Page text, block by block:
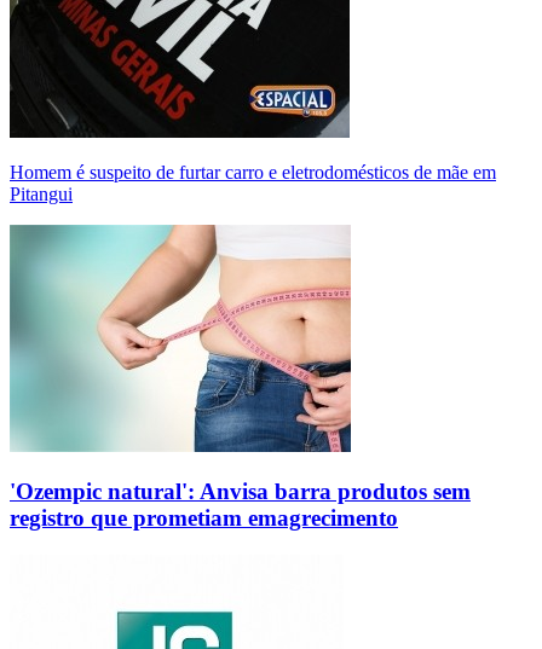
Homem é suspeito de furtar carro e eletrodomésticos de mãe em
Pitangui
'Ozempic natural': Anvisa barra produtos sem
registro que prometiam emagrecimento